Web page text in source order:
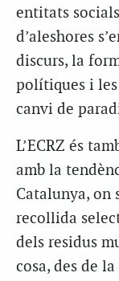
entitats
d’aleshores
discurs, la
polítiques i
canvi de
L’ECRZ és
amb la
Catalunya, on
recollida
dels residus
cosa, des de